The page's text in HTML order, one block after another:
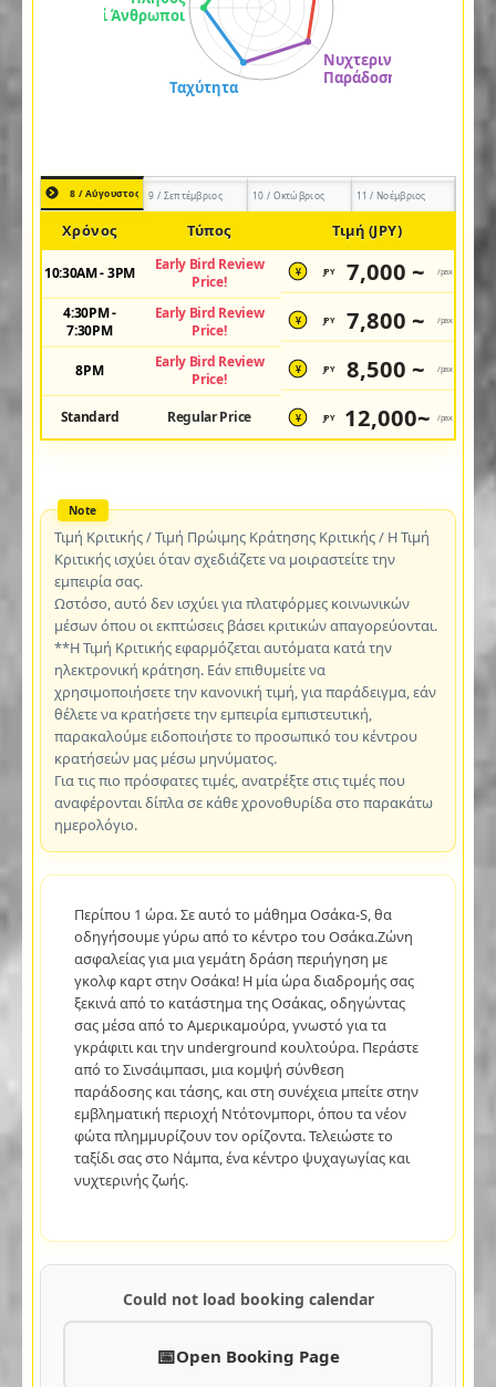
8 / Αύγουστος 9 / Σεπτέμβριος 10 / Οκτώβριος 11 / Νοέμβριος
Χρόνος Τύπος Τιμή (JPY)
10:30AM - 3PM
Early Bird Review
Price!
¥ JPY 7,000 ~ /pax
4:30PM -
7:30PM
Early Bird Review
Price!
¥ JPY 7,800 ~ /pax
8PM
Early Bird Review
Price!
¥ JPY 8,500 ~ /pax
Standard Regular Price ¥ JPY 12,000~ /pax
Τιμή Κριτικής / Τιμή Πρώιμης Κράτησης Κριτικής / Η Τιμή
Κριτικής ισχύει όταν σχεδιάζετε να μοιραστείτε την
εμπειρία σας.
Ωστόσο, αυτό δεν ισχύει για πλατφόρμες κοινωνικών
μέσων όπου οι εκπτώσεις βάσει κριτικών απαγορεύονται.
**Η Τιμή Κριτικής εφαρμόζεται αυτόματα κατά την
ηλεκτρονική κράτηση. Εάν επιθυμείτε να
χρησιμοποιήσετε την κανονική τιμή, για παράδειγμα, εάν
θέλετε να κρατήσετε την εμπειρία εμπιστευτική,
παρακαλούμε ειδοποιήστε το προσωπικό του κέντρου
κρατήσεών μας μέσω μηνύματος.
Για τις πιο πρόσφατες τιμές, ανατρέξτε στις τιμές που
αναφέρονται δίπλα σε κάθε χρονοθυρίδα στο παρακάτω
ημερολόγιο.
Περίπου 1 ώρα. Σε αυτό το μάθημα Οσάκα-S, θα
οδηγήσουμε γύρω από το κέντρο του Οσάκα.Ζώνη
ασφαλείας για μια γεμάτη δράση περιήγηση με
γκολφ καρτ στην Οσάκα! Η μία ώρα διαδρομής σας
ξεκινά από το κατάστημα της Οσάκας, οδηγώντας
σας μέσα από το Αμερικαμούρα, γνωστό για τα
γκράφιτι και την underground κουλτούρα. Περάστε
από το Σινσάιμπασι, μια κομψή σύνθεση
παράδοσης και τάσης, και στη συνέχεια μπείτε στην
εμβληματική περιοχή Ντότονμπορι, όπου τα νέον
φώτα πλημμυρίζουν τον ορίζοντα. Τελειώστε το
ταξίδι σας στο Νάμπα, ένα κέντρο ψυχαγωγίας και
νυχτερινής ζωής.
Could not load booking calendar
Open Booking Page